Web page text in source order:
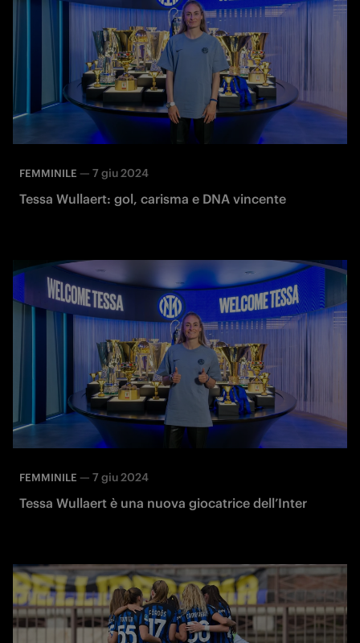
FEMMINILE — 7 giu 2024
Tessa Wullaert: gol, carisma e DNA vincente
FEMMINILE — 7 giu 2024
Tessa Wullaert è una nuova giocatrice dell’Inter